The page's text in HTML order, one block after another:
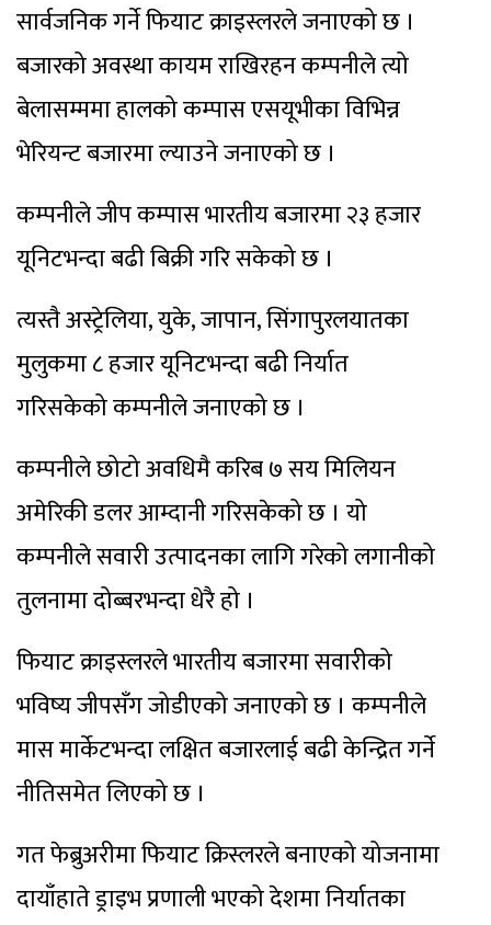
सार्वजनिक गर्ने फियाट क्राइस्लरले जनाएको छ ।
बजारको अवस्था कायम राखिरहन कम्पनीले त्यो
बेलासम्ममा हालको कम्पास एसयूभीका विभिन्न
भेरियन्ट बजारमा ल्याउने जनाएको छ ।
कम्पनीले जीप कम्पास भारतीय बजारमा २३ हजार
यूनिटभन्दा बढी बिक्री गरि सकेको छ ।
त्यस्तै अस्ट्रेलिया, युके, जापान, सिंगापुरलयातका
मुलुकमा ८ हजार यूनिटभन्दा बढी निर्यात
गरिसकेको कम्पनीले जनाएको छ ।
कम्पनीले छोटो अवधिमै करिब ७ सय मिलियन
अमेरिकी डलर आम्दानी गरिसकेको छ । यो
कम्पनीले सवारी उत्पादनका लागि गरेको लगानीको
तुलनामा दोब्बरभन्दा धेरै हो ।
फियाट क्राइस्लरले भारतीय बजारमा सवारीको
भविष्य जीपसँग जोडीएको जनाएको छ । कम्पनीले
मास मार्केटभन्दा लक्षित बजारलाई बढी केन्द्रित गर्ने
नीतिसमेत लिएको छ ।
गत फेब्रुअरीमा फियाट क्रिस्लरले बनाएको योजनामा
दायाँहाते ड्राइभ प्रणाली भएको देशमा निर्यातका